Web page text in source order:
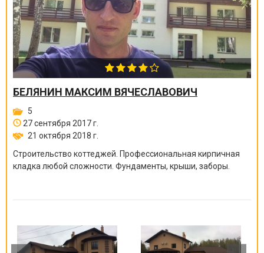
БЕЛЯНИН МАКСИМ ВЯЧЕСЛАВОВИЧ
5
27 сентября 2017 г.
21 октября 2018 г.
Строительство коттеджей. Профессиональная кирпичная
кладка любой сложности. Фундаменты, крыши, заборы.